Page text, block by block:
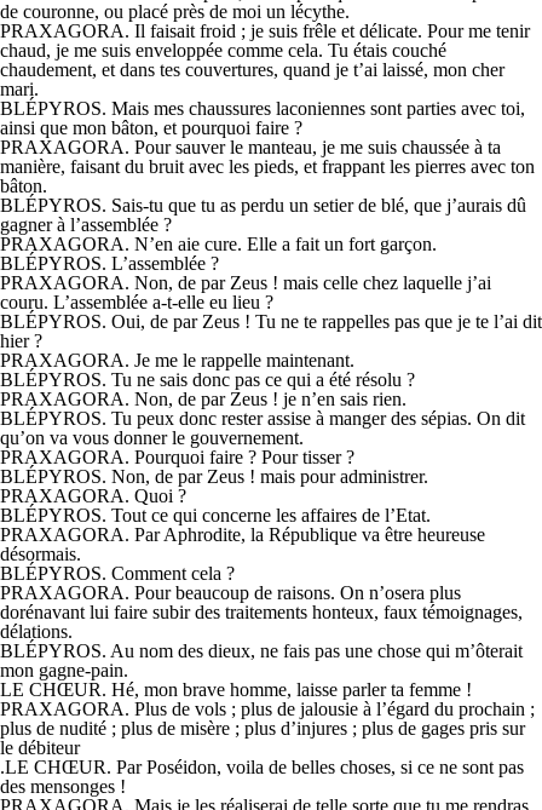
de couronne, ou placé près de moi un lécythe.
PRAXAGORA. Il faisait froid ; je suis frêle et délicate. Pour me tenir
chaud, je me suis enveloppée comme cela. Tu étais couché
chaudement, et dans tes couvertures, quand je t’ai laissé, mon cher
mari.
BLÉPYROS. Mais mes chaussures laconiennes sont parties avec toi,
ainsi que mon bâton, et pourquoi faire ?
PRAXAGORA. Pour sauver le manteau, je me suis chaussée à ta
manière, faisant du bruit avec les pieds, et frappant les pierres avec ton
bâton.
BLÉPYROS. Sais-tu que tu as perdu un setier de blé, que j’aurais dû
gagner à l’assemblée ?
PRAXAGORA. N’en aie cure. Elle a fait un fort garçon.
BLÉPYROS. L’assemblée ?
PRAXAGORA. Non, de par Zeus ! mais celle chez laquelle j’ai
couru. L’assemblée a-t-elle eu lieu ?
BLÉPYROS. Oui, de par Zeus ! Tu ne te rappelles pas que je te l’ai dit
hier ?
PRAXAGORA. Je me le rappelle maintenant.
BLÉPYROS. Tu ne sais donc pas ce qui a été résolu ?
PRAXAGORA. Non, de par Zeus ! je n’en sais rien.
BLÉPYROS. Tu peux donc rester assise à manger des sépias. On dit
qu’on va vous donner le gouvernement.
PRAXAGORA. Pourquoi faire ? Pour tisser ?
BLÉPYROS. Non, de par Zeus ! mais pour administrer.
PRAXAGORA. Quoi ?
BLÉPYROS. Tout ce qui concerne les affaires de l’Etat.
PRAXAGORA. Par Aphrodite, la République va être heureuse
désormais.
BLÉPYROS. Comment cela ?
PRAXAGORA. Pour beaucoup de raisons. On n’osera plus
dorénavant lui faire subir des traitements honteux, faux témoignages,
délations.
BLÉPYROS. Au nom des dieux, ne fais pas une chose qui m’ôterait
mon gagne-pain.
LE CHŒUR. Hé, mon brave homme, laisse parler ta femme !
PRAXAGORA. Plus de vols ; plus de jalousie à l’égard du prochain ;
plus de nudité ; plus de misère ; plus d’injures ; plus de gages pris sur
le débiteur
.LE CHŒUR. Par Poséidon, voila de belles choses, si ce ne sont pas
des mensonges !
PRAXAGORA. Mais je les réaliserai de telle sorte que tu me rendras